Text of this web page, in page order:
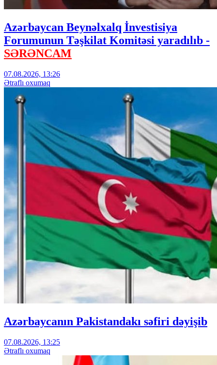
Azərbaycan Beynəlxalq İnvestisiya
Forumunun Təşkilat Komitəsi yaradılıb -
SƏRƏNCAM
07.08.2026, 13:26
Ətraflı oxumaq
Azərbaycanın Pakistandakı səfiri dəyişib
07.08.2026, 13:25
Ətraflı oxumaq